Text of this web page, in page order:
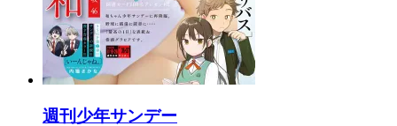
週刊少年サンデー